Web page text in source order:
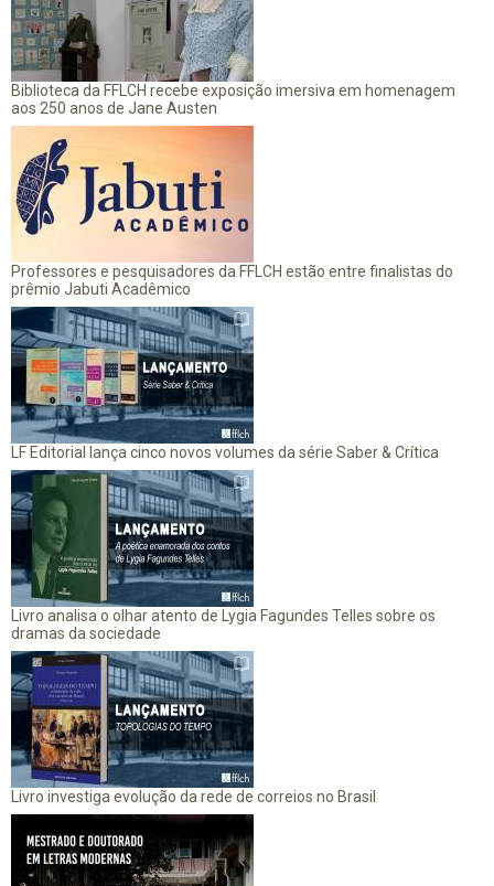
Biblioteca da FFLCH recebe exposição imersiva em homenagem
aos 250 anos de Jane Austen
Professores e pesquisadores da FFLCH estão entre finalistas do
prêmio Jabuti Acadêmico
LF Editorial lança cinco novos volumes da série Saber & Crítica
Livro analisa o olhar atento de Lygia Fagundes Telles sobre os
dramas da sociedade
Livro investiga evolução da rede de correios no Brasil